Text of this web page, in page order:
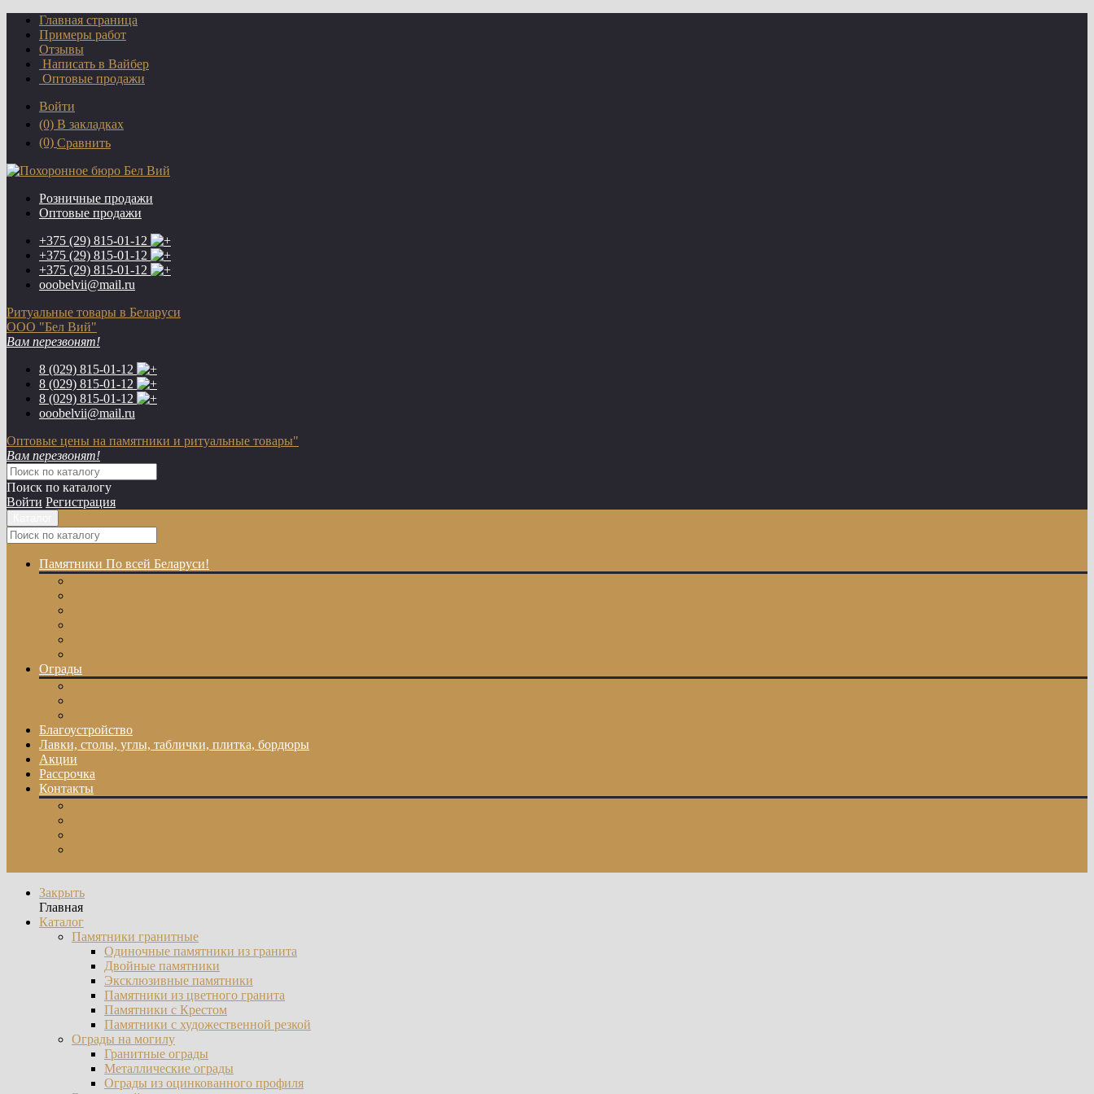
Главная страница
Примеры работ
Отзывы
Написать в Вайбер
Оптовые продажи
Войти
(0) В закладках
(0) Сравнить
Розничные продажи
Оптовые продажи
+375 (29) 815-01-12
+375 (29) 815-01-12
+375 (29) 815-01-12
ooobelvii@mail.ru
Ритуальные товары в Беларуси
ООО "Бел Вий"
Вам перезвонят!
8 (029) 815-01-12
8 (029) 815-01-12
8 (029) 815-01-12
ooobelvii@mail.ru
Оптовые цены на памятники и ритуальные товары"
Вам перезвонят!
Поиск по каталогу
Войти Регистрация
Памятники По всей Беларуси!
Ограды
Благоустройство
Лавки, столы, углы, таблички, плитка, бордюры
Акции
Рассрочка
Контакты
Закрыть
Главная
Каталог
Памятники гранитные
Одиночные памятники из гранита
Двойные памятники
Эксклюзивные памятники
Памятники из цветного гранита
Памятники с Крестом
Памятники с художественной резкой
Ограды на могилу
Гранитные ограды
Металлические ограды
Ограды из оцинкованного профиля